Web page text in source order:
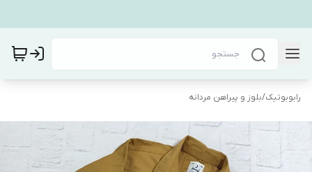
رابوبوتیک/بلوز و پیراهن مردانه